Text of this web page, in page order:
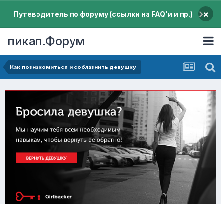
Путеводитель по форуму (ссылки на FAQ'и и пр.) ×
пикап.Форум
Как познакомиться и соблазнить девушку